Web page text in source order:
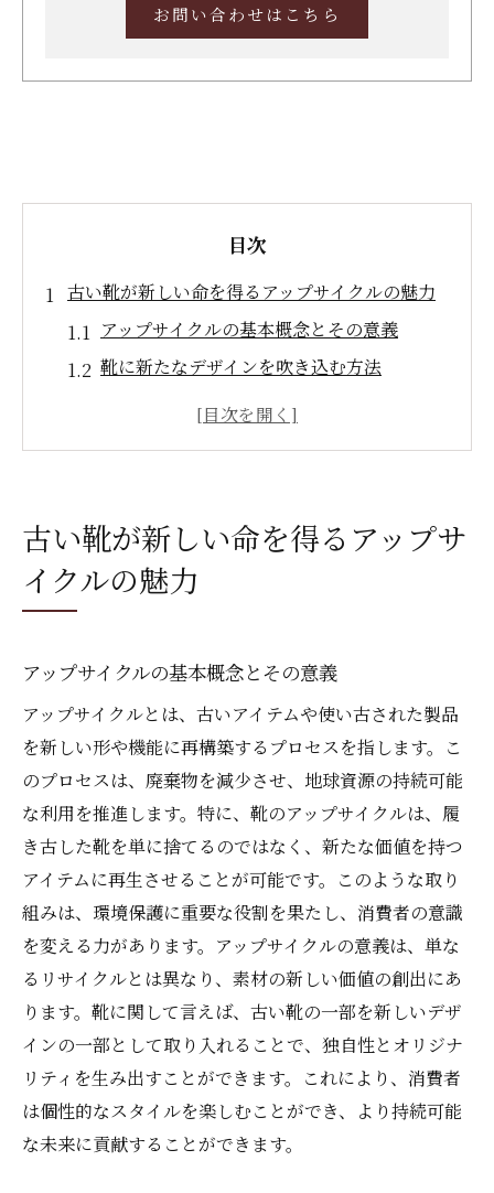
お問い合わせはこちら
目次
古い靴が新しい命を得るアップサイクルの魅力
アップサイクルの基本概念とその意義
靴に新たなデザインを吹き込む方法
素材の再利用による環境負荷の軽減
アップサイクルの社会的影響
捨てられる靴を宝に変える創造的なアイデア
DIYプロジェクトのインスピレーション
靴のリメイクで個性を表現
限られた素材での創造力の発揮
様々な素材を組み合わせたユニークな提案
アップサイクルの成功事例
靴のアップサイクルで環境に優しい選択を
環境保護に貢献するアップサイクルの利点
靴製造過程における持続可能性の重要性
再利用による資源の節約
廃棄物を減らすための新しいアプローチ
エコフレンドリーな素材の活用
地域社会におけるアップサイクルの推進
アップサイクルでよみがえる靴の可能性を探る
無限の可能性を広げるデザインの工夫
古い靴が新しい命を得るアップサ
イクルの魅力
アップサイクルの基本概念とその意義
アップサイクルとは、古いアイテムや使い古された製品
を新しい形や機能に再構築するプロセスを指します。こ
のプロセスは、廃棄物を減少させ、地球資源の持続可能
な利用を推進します。特に、靴のアップサイクルは、履
き古した靴を単に捨てるのではなく、新たな価値を持つ
アイテムに再生させることが可能です。このような取り
組みは、環境保護に重要な役割を果たし、消費者の意識
を変える力があります。アップサイクルの意義は、単な
るリサイクルとは異なり、素材の新しい価値の創出にあ
ります。靴に関して言えば、古い靴の一部を新しいデザ
インの一部として取り入れることで、独自性とオリジナ
リティを生み出すことができます。これにより、消費者
は個性的なスタイルを楽しむことができ、より持続可能
な未来に貢献することができます。